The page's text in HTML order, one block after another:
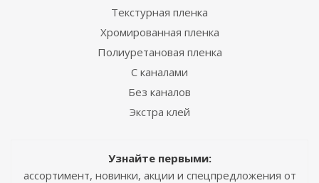
Текстурная пленка
Хромированная пленка
Полиуретановая пленка
С каналами
Без каналов
Экстра клей
Узнайте первыми:
ассортимент, новинки, акции и спецпредложения от